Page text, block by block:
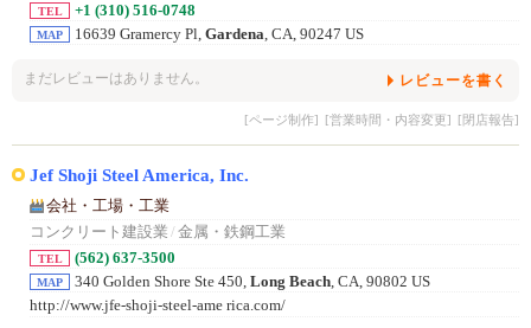
TEL +1 (310) 516-0748
MAP 16639 Gramercy Pl, Gardena, CA, 90247 US
まだレビューはありません。 レビューを書く
[ページ制作] [営業時間・内容変更] [閉店報告]
Jef Shoji Steel America, Inc.
会社・工場・工業
コンクリート建設業 / 金属・鉄鋼工業
TEL (562) 637-3500
MAP 340 Golden Shore Ste 450, Long Beach, CA, 90802 US
http://www.jfe-shoji-steel-ame rica.com/